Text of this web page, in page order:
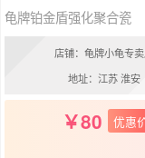
龟牌铂金盾强化聚合瓷
店铺：龟牌小龟专
地址：江苏 淮安
80 优惠